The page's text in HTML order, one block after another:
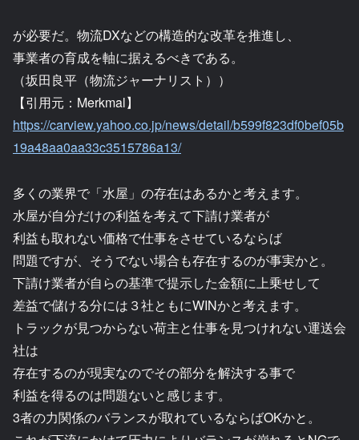
が必要だ。物流DXなどの構造的な改革を推進し、
事業者の育成を軸に据えるべきである。
（坂田良平（物流ジャーナリスト））
【引用元：Merkmal】
https://carview.yahoo.co.jp/news/detail/b599f823df0bef05b
19a48aa0aa33c3515786a13/
多くの業界で「水屋」の存在はあるかと考えます。
水屋が自分だけの利益を考えて下請け業者が
利益も取れない価格で仕事をさせているならば
問題ですが、そうでない場合も存在するのが事実かと。
下請け業者が自らの基準で提示した金額に上乗せして
差益で儲ける分には３社ともにWINかと考えます。
トラックが見つからない荷主と仕事を見つけれない運送会
社は
存在するのが現実なのでその部分を解決する事で
利益を得るのは問題ないと感じます。
3者の力関係のバランスが取れているならばOKかと。